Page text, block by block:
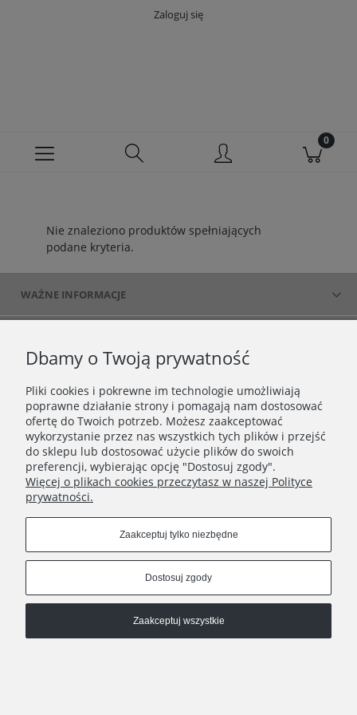
Zaloguj się
Nie znaleziono produktów spełniających
podane kryteria.
WAŻNE INFORMACJE
Pokaż pełną wersję strony
Sklep internetowy Shoplo.pl, powered byShoper.
Dbamy o Twoją prywatność
Pliki cookies i pokrewne im technologie umożliwiają
poprawne działanie strony i pomagają nam dostosować
ofertę do Twoich potrzeb. Możesz zaakceptować
wykorzystanie przez nas wszystkich tych plików i przejść
do sklepu lub dostosować użycie plików do swoich
preferencji, wybierając opcję "Dostosuj zgody".
Więcej o plikach cookies przeczytasz w naszej Polityce
prywatności.
Zaakceptuj tylko niezbędne
Dostosuj zgody
Zaakceptuj wszystkie